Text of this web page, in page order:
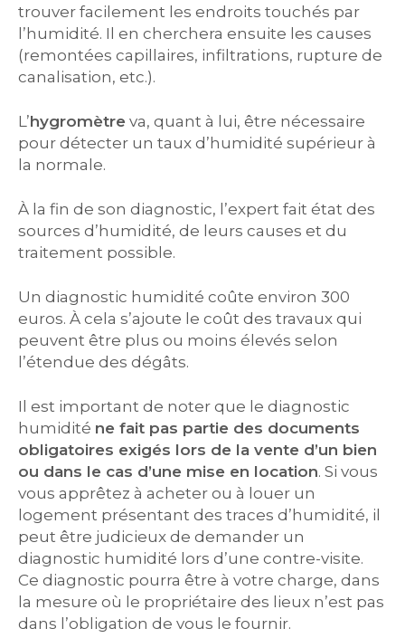
trouver facilement les endroits touchés par
l’humidité. Il en cherchera ensuite les causes
(remontées capillaires, infiltrations, rupture de
canalisation, etc.).
L’hygromètre va, quant à lui, être nécessaire
pour détecter un taux d’humidité supérieur à
la normale.
À la fin de son diagnostic, l’expert fait état des
sources d’humidité, de leurs causes et du
traitement possible.
Un diagnostic humidité coûte environ 300
euros. À cela s’ajoute le coût des travaux qui
peuvent être plus ou moins élevés selon
l’étendue des dégâts.
Il est important de noter que le diagnostic
humidité ne fait pas partie des documents
obligatoires exigés lors de la vente d’un bien
ou dans le cas d’une mise en location. Si vous
vous apprêtez à acheter ou à louer un
logement présentant des traces d’humidité, il
peut être judicieux de demander un
diagnostic humidité lors d’une contre-visite.
Ce diagnostic pourra être à votre charge, dans
la mesure où le propriétaire des lieux n’est pas
dans l’obligation de vous le fournir.